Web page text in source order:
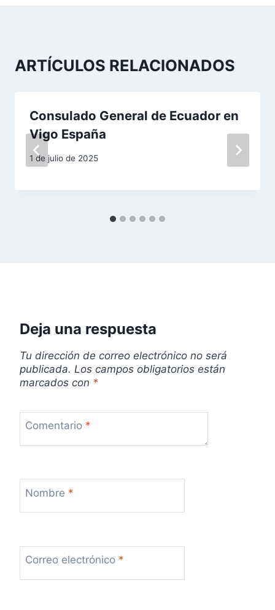
c
e
d
a
s
ARTÍCULOS RELACIONADOS
Consulado General de Ecuador en
Vigo España
1 de julio de 2025
Deja una respuesta
Tu dirección de correo electrónico no será
publicada. Los campos obligatorios están
marcados con *
Comentario *
Nombre *
Correo electrónico *